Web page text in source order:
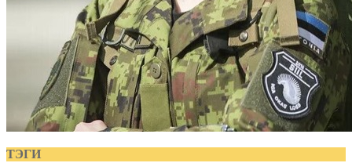
ТЭГИ